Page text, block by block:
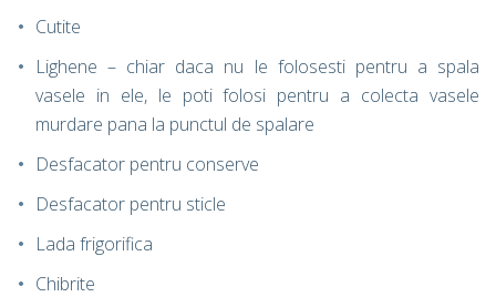
Cutite
Lighene – chiar daca nu le folosesti pentru a spala
vasele in ele, le poti folosi pentru a colecta vasele
murdare pana la punctul de spalare
Desfacator pentru conserve
Desfacator pentru sticle
Lada frigorifica
Chibrite